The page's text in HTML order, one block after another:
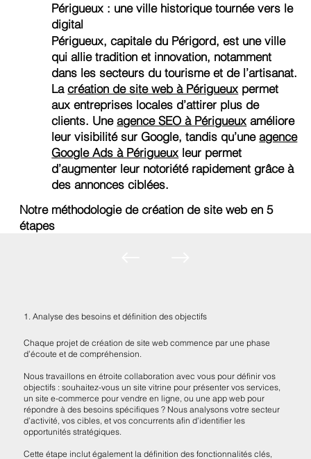
Périgueux : une ville historique tournée vers le
digital
Périgueux, capitale du Périgord, est une ville
qui allie tradition et innovation, notamment
dans les secteurs du tourisme et de l’artisanat.
Lacréation de site web à Périgueux permet
aux entreprises locales d’attirer plus de
clients. Uneagence SEO à Périgueux améliore
leur visibilité sur Google, tandis qu’uneagence
Google Ads à Périgueux leur permet
d’augmenter leur notoriété rapidement grâce à
des annonces ciblées.
Notre méthodologie de création de site web en 5
étapes
1. Analyse des besoins et définition des objectifs
Chaque projet de création de site web commence par une phase
d’écoute et de compréhension.
Nous travaillons en étroite collaboration avec vous pour définir vos
objectifs : souhaitez-vous un site vitrine pour présenter vos services,
un site e-commerce pour vendre en ligne, ou une app web pour
répondre à des besoins spécifiques ? Nous analysons votre secteur
d’activité, vos cibles, et vos concurrents afin d’identifier les
opportunités stratégiques.
Cette étape inclut également la définition des fonctionnalités clés,